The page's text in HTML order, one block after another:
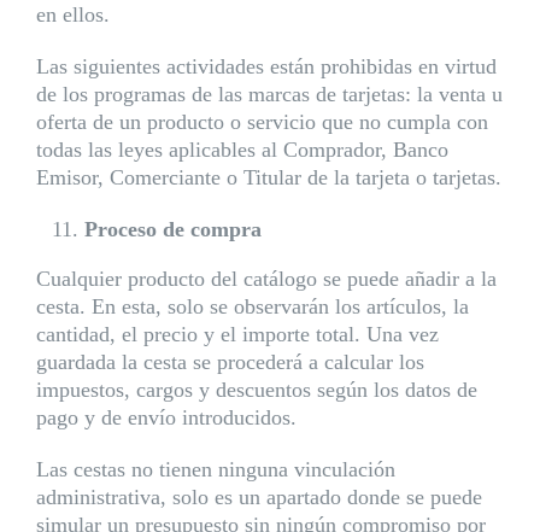
en ellos.
Las siguientes actividades están prohibidas en virtud
de los programas de las marcas de tarjetas: la venta u
oferta de un producto o servicio que no cumpla con
todas las leyes aplicables al Comprador, Banco
Emisor, Comerciante o Titular de la tarjeta o tarjetas.
Proceso de compra
Cualquier producto del catálogo se puede añadir a la
cesta. En esta, solo se observarán los artículos, la
cantidad, el precio y el importe total. Una vez
guardada la cesta se procederá a calcular los
impuestos, cargos y descuentos según los datos de
pago y de envío introducidos.
Las cestas no tienen ninguna vinculación
administrativa, solo es un apartado donde se puede
simular un presupuesto sin ningún compromiso por